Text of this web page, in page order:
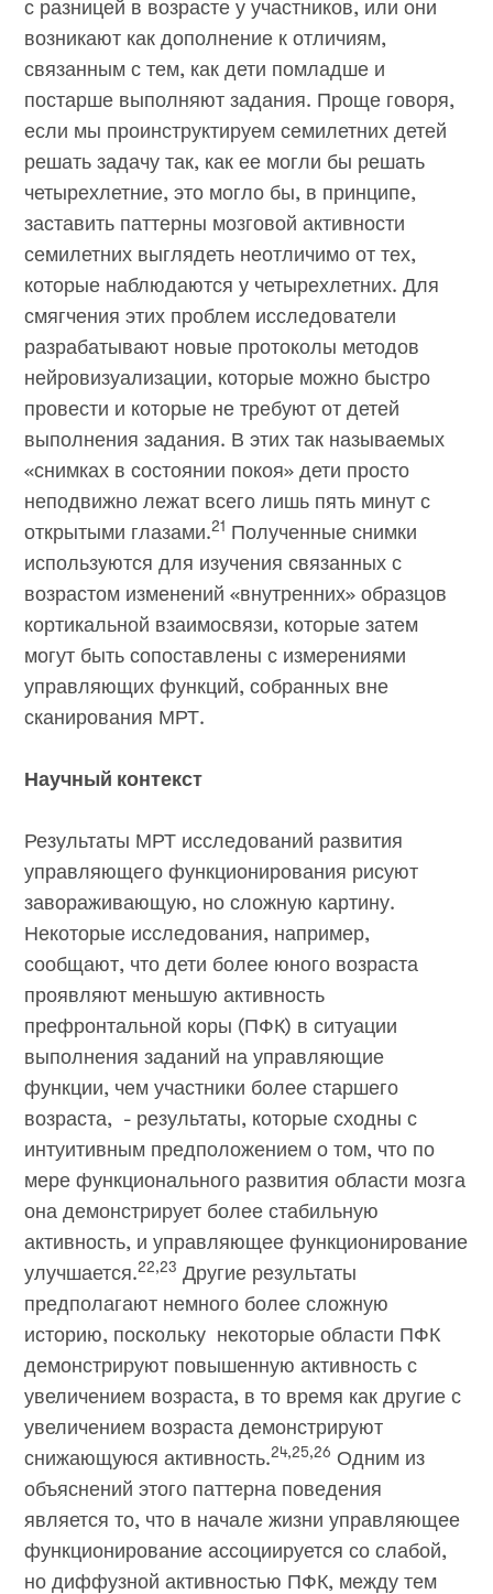
с разницей в возрасте у участников, или они
возникают как дополнение к отличиям,
связанным с тем, как дети помладше и
постарше выполняют задания. Проще говоря,
если мы проинструктируем семилетних детей
решать задачу так, как ее могли бы решать
четырехлетние, это могло бы, в принципе,
заставить паттерны мозговой активности
семилетних выглядеть неотличимо от тех,
которые наблюдаются у четырехлетних. Для
смягчения этих проблем исследователи
разрабатывают новые протоколы методов
нейровизуализации, которые можно быстро
провести и которые не требуют от детей
выполнения задания. В этих так называемых
«снимках в состоянии покоя» дети просто
неподвижно лежат всего лишь пять минут с
открытыми глазами.21 Полученные снимки
используются для изучения связанных с
возрастом изменений «внутренних» образцов
кортикальной взаимосвязи, которые затем
могут быть сопоставлены с измерениями
управляющих функций, собранных вне
сканирования МРТ.
Научный контекст
Результаты МРТ исследований развития
управляющего функционирования рисуют
завораживающую, но сложную картину.
Некоторые исследования, например,
сообщают, что дети более юного возраста
проявляют меньшую активность
префронтальной коры (ПФК) в ситуации
выполнения заданий на управляющие
функции, чем участники более старшего
возраста, - результаты, которые сходны с
интуитивным предположением о том, что по
мере функционального развития области мозга
она демонстрирует более стабильную
активность, и управляющее функционирование
улучшается.22,23 Другие результаты
предполагают немного более сложную
историю, поскольку некоторые области ПФК
демонстрируют повышенную активность с
увеличением возраста, в то время как другие с
увеличением возраста демонстрируют
снижающуюся активность.24,25,26 Одним из
объяснений этого паттерна поведения
является то, что в начале жизни управляющее
функционирование ассоциируется со слабой,
но диффузной активностью ПФК, между тем